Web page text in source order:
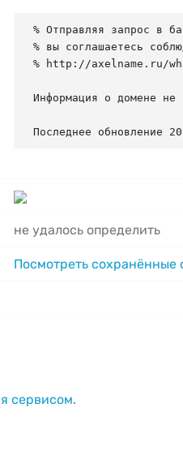
% Отправляя запрос в
% вы соглашаетесь
% http://axelname.ru/
Информация о домене не
Последнее обновление
не удалось определить
Посмотреть сохранённые
сервисом.